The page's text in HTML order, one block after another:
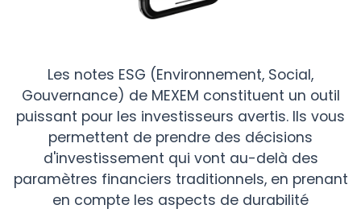
Les notes ESG (Environnement, Social,
Gouvernance) de MEXEM constituent un outil
puissant pour les investisseurs avertis. Ils vous
permettent de prendre des décisions
d'investissement qui vont au-delà des
paramètres financiers traditionnels, en prenant
en compte les aspects de durabilité